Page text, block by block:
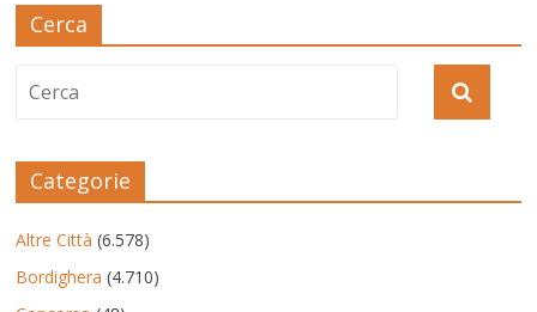
Cerca
Categorie
Altre Città (6.578)
Bordighera (4.710)